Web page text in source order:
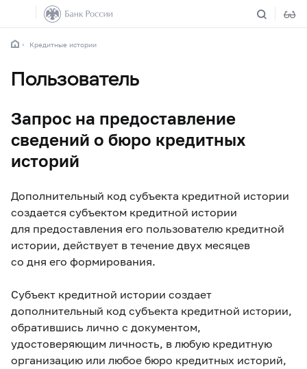
Кредитные истории
Пользователь
Запрос на предоставление
сведений о бюро кредитных
историй
Дополнительный код субъекта кредитной истории
создается субъектом кредитной истории
для предоставления его пользователю кредитной
истории, действует в течение двух месяцев
со дня его формирования.
Субъект кредитной истории создает
дополнительный код субъекта кредитной истории,
обратившись лично с документом,
удостоверяющим личность, в любую кредитную
организацию или любое бюро кредитных историй,